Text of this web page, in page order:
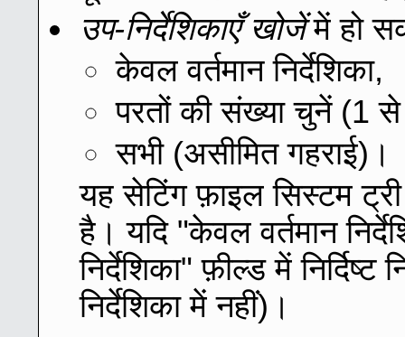
उप-निर्देशिकाएँ खोजेंमें हो
केवल वर्तमान निर्देशिका,
परतों की संख्या चुनें (1
सभी (असीमित गहराई)।
यह सेटिंग फ़ाइल सिस्टम
है। यदि "केवल वर्तमान
निर्देशिका" फ़ील्ड में
निर्देशिका में नहीं)।